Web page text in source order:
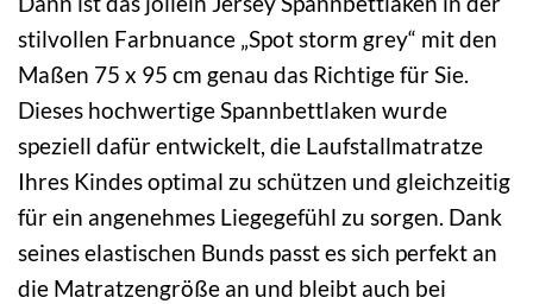
stilvollen Farbnuance „Spot storm grey“ mit den
Maßen 75 x 95 cm genau das Richtige für Sie.
Dieses hochwertige Spannbettlaken wurde
speziell dafür entwickelt, die Laufstallmatratze
Ihres Kindes optimal zu schützen und gleichzeitig
für ein angenehmes Liegegefühl zu sorgen. Dank
seines elastischen Bunds passt es sich perfekt an
die Matratzengröße an und bleibt auch bei